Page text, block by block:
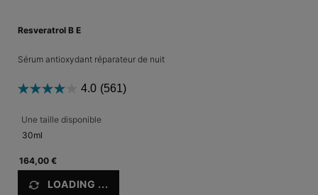
Resveratrol B E
Sérum antioxydant réparateur de nuit
4.0 (561)
Une taille disponible
30ml
164,00 €
LOADING ...